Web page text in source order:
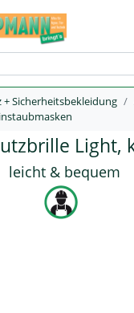
Sicherheitsbekleidung
Light,
leicht & bequem